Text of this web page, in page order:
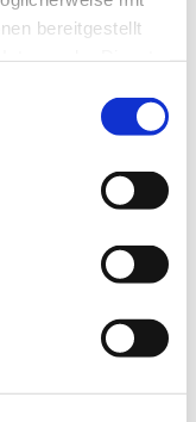
bereitgestellt
auch